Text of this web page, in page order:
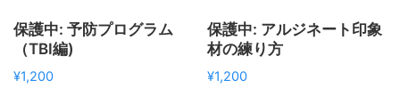
保護中: 予防プログラム
（TBI編)
¥1,200
保護中: アルジネート印象
材の練り方
¥1,200